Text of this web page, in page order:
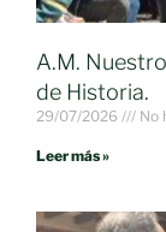
A.M.
de Historia.
29/07/2026 No
Leer más »